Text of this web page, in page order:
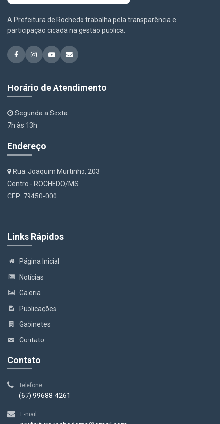
A Prefeitura de Rochedo trabalha pela transparência e
participação cidadã na gestão pública.
Horário de Atendimento
Segunda a Sexta
7h às 13h
Endereço
Rua. Joaquim Murtinho, 203
Centro - ROCHEDO/MS
CEP: 79450-000
Links Rápidos
Página Inicial
Notícias
Galeria
Publicações
Gabinetes
Contato
Contato
Telefone:
(67) 99688-4261
E-mail: